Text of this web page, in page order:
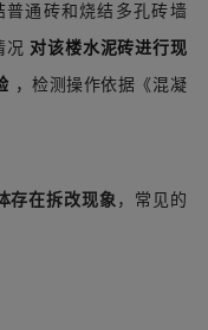
通砖和烧结多孔砖墙
况 对该楼水泥砖进行现
，检测操作依据《混凝
存在拆改现象 ，常见的